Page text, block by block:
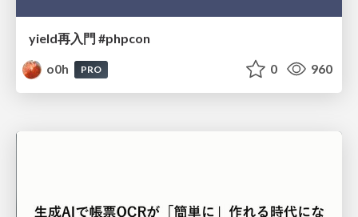
yield再入門 #phpcon
o0h
PRO 0 960